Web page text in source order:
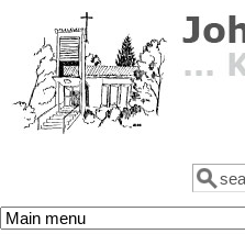
Direkt zum Inhalt
Suche